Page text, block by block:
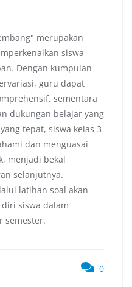
merupakan
siswa
Dengan kumpulan
guru dapat
sementara
dukungan belajar yang
tepat, siswa kelas 3
dan menguasai
menjadi bekal
selanjutnya.
latihan soal akan
siswa dalam
semester.
0